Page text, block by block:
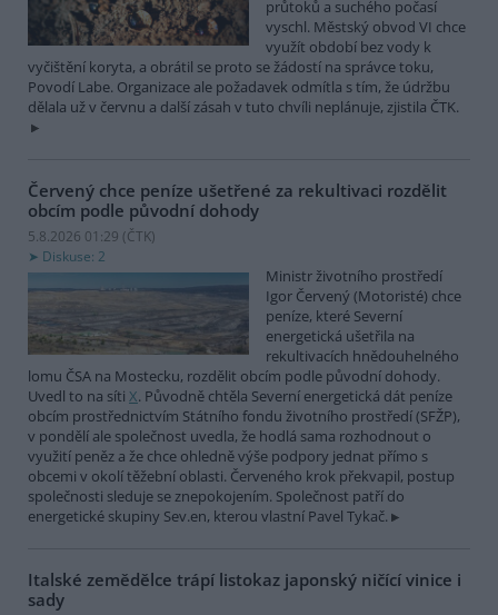
průtoků a suchého počasí
vyschl. Městský obvod VI chce
využít období bez vody k
vyčištění koryta, a obrátil se proto se žádostí na správce toku,
Povodí Labe. Organizace ale požadavek odmítla s tím, že údržbu
dělala už v červnu a další zásah v tuto chvíli neplánuje, zjistila ČTK.
Červený chce peníze ušetřené za rekultivaci rozdělit
obcím podle původní dohody
5.8.2026 01:29 (ČTK)
Diskuse: 2
Ministr životního prostředí
Igor Červený (Motoristé) chce
peníze, které Severní
energetická ušetřila na
rekultivacích hnědouhelného
lomu ČSA na Mostecku, rozdělit obcím podle původní dohody.
Uvedl to na síti X. Původně chtěla Severní energetická dát peníze
obcím prostřednictvím Státního fondu životního prostředí (SFŽP),
v pondělí ale společnost uvedla, že hodlá sama rozhodnout o
využití peněz a že chce ohledně výše podpory jednat přímo s
obcemi v okolí těžební oblasti. Červeného krok překvapil, postup
společnosti sleduje se znepokojením. Společnost patří do
energetické skupiny Sev.en, kterou vlastní Pavel Tykač.
Italské zemědělce trápí listokaz japonský ničící vinice i
sady